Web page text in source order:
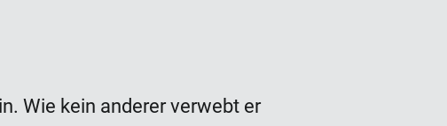
Wie kein anderer verwebt er